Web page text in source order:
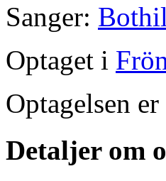
Sanger:
Optaget i
Optagelsen
Detaljer om